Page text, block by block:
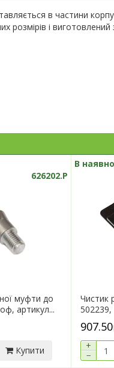
в частини
розмірів і виготовлений
626202.P
муфти до
артикул...
Купити
В
Чистик
502239,
+
−